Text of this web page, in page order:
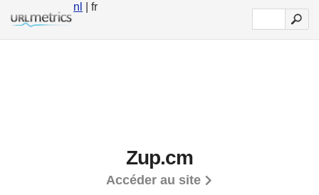
nl | fr
Zup.cm
Accéder au site